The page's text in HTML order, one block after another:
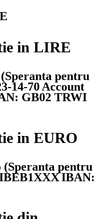
in LIRE
pentru
14-70 Account
GB02 TRWI
in EURO
pentru
IBAN: